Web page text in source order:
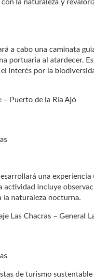
la naturaleza y
a cabo una caminata
portuaria al atardecer.
interés por la
– Puerto de la Ría Ajó
una
actividad incluye
la naturaleza nocturna.
Las Chacras – General
de turismo